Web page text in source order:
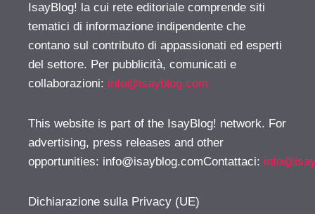
IsayBlog! la cui rete editoriale comprende siti
tematici di informazione indipendente che
contano sul contributo di appassionati ed esperti
del settore. Per pubblicità, comunicati e
collaborazioni: info@isayblog.com
This website is part of the IsayBlog! network. For
advertising, press releases and other
opportunities: info@isayblog.comContattaci:
Dichiarazione sulla Privacy (UE)